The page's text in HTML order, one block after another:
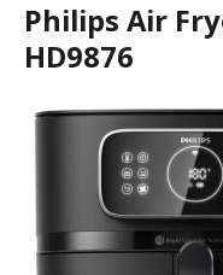
Philips Air
HD9876